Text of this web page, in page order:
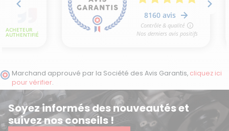
Marchand approuvé par la Société des Avis Garantis, cliquez ici
pour vérifier.
Soyez informés des nouveautés et
suivez nos conseils !